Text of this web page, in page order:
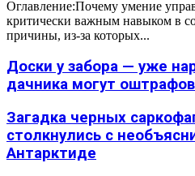
Оглавление:Почему умение
критически важным навыком в
причины, из-за которых...
Доски у забора — уже
дачника могут
Загадка черных
столкнулись с
Антарктиде